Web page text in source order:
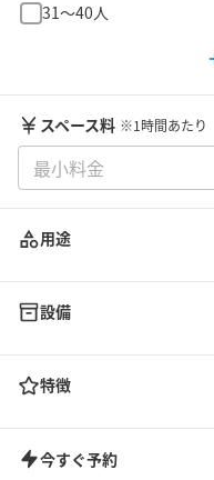
31〜40人
スペース料 ※1時間あたり
用途
設備
特徴
今すぐ予約